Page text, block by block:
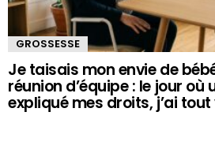
GROSSESSE
Je taisais mon envie de
réunion d’équipe : le jour où
expliqué mes droits, j’ai